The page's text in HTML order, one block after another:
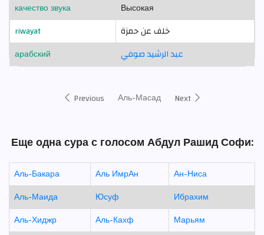
качество звука
Высокая
riwayat
خلف عن حمزة
арабский
عبد الرشيد صوفي
Previous Аль-Масад Next
Еще одна сура с голосом Абдул Рашид Софи:
Аль-Бакара Аль ИмрАн
Ан-Ниса
Аль-Маида
Юсуф
Ибрахим
Аль-Хиджр
Аль-Кахф
Марьям